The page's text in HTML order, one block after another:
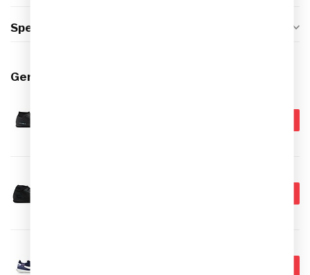
Specificaties
Gerelateerde producten